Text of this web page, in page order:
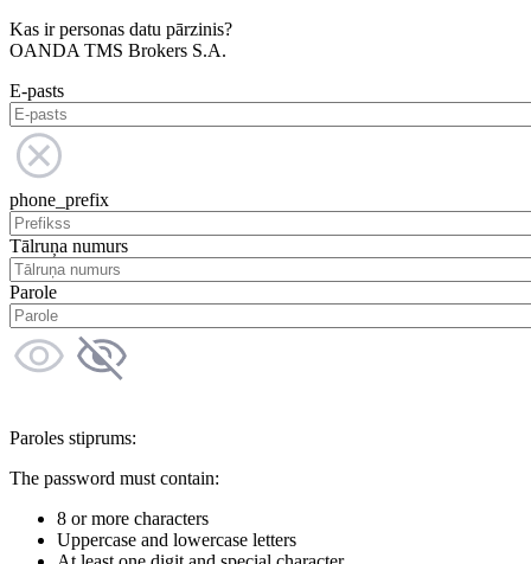
Kas ir personas datu pārzinis?
OANDA TMS Brokers S.A.
E-pasts
phone_prefix
Tālruņa numurs
Parole
Paroles stiprums:
The password must contain:
8 or more characters
Uppercase and lowercase letters